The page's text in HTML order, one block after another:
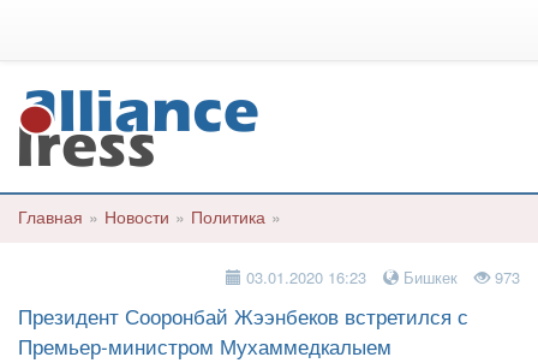
Главная » Новости » Политика »
03.01.2020 16:23 Бишкек 973
Президент Сооронбай Жээнбеков встретился с
Премьер-министром Мухаммедкалыем